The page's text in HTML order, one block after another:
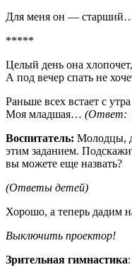
Для меня он —
*****
Целый день она хлопочет,
А под вечер спать не
Раньше всех встает с утра
Моя младшая… (Ответ:
Воспитатель: Молодцы,
этим заданием.
вы можете еще назвать?
(Ответы детей)
Хорошо, а теперь дадим
Выключить проектор!
Зрительная гимнастика: